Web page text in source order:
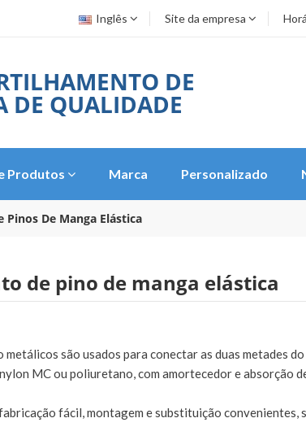
Inglês Site da empresa
DE
DE QUALIDADE
Produtos Marca Personalizado
Pinos De Manga Elástica
de pino de manga elástica
metálicos são usados para conectar as duas metades
MC ou poliuretano, com amortecedor e absorção
fácil, montagem e substituição convenientes,